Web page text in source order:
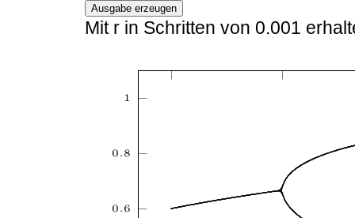
Ausgabe erzeugen
Mit r in Schritten von 0.001